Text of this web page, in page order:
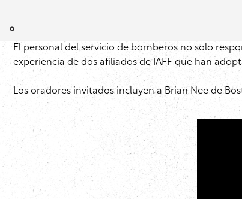
El personal del servicio de bomberos no solo
experiencia de dos afiliados de IAFF que han
Los oradores invitados incluyen a Brian Nee de